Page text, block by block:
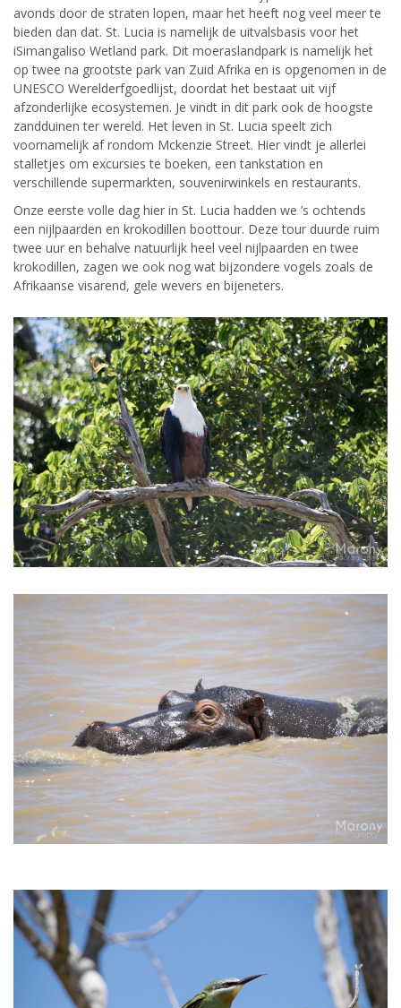
avonds door de straten lopen, maar het heeft nog veel meer te
bieden dan dat. St. Lucia is namelijk de uitvalsbasis voor het
iSimangaliso Wetland park. Dit moeraslandpark is namelijk het
op twee na grootste park van Zuid Afrika en is opgenomen in de
UNESCO Werelderfgoedlijst, doordat het bestaat uit vijf
afzonderlijke ecosystemen. Je vindt in dit park ook de hoogste
zandduinen ter wereld. Het leven in St. Lucia speelt zich
voornamelijk af rondom Mckenzie Street. Hier vindt je allerlei
stalletjes om excursies te boeken, een tankstation en
verschillende supermarkten, souvenirwinkels en restaurants.
Onze eerste volle dag hier in St. Lucia hadden we ’s ochtends
een nijlpaarden en krokodillen boottour. Deze tour duurde ruim
twee uur en behalve natuurlijk heel veel nijlpaarden en twee
krokodillen, zagen we ook nog wat bijzondere vogels zoals de
Afrikaanse visarend, gele wevers en bijeneters.